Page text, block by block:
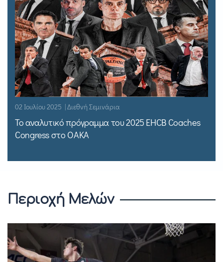
02 Ιουλίου 2025 | Διεθνή Σεμινάρια
Το αναλυτικό πρόγραμμα του 2025 EHCB Coaches
Congress στο ΟΑΚΑ
Περιοχή Μελών